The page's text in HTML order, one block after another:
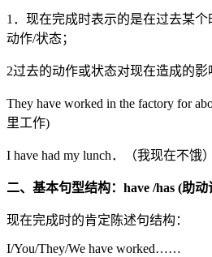
1．现在完成时表示的是在过去某
动作/状态；
2过去的动作或状态对现在造成的影
They have worked in the factory for
里工作)
I have had my lunch．（我现在不饿）
二、基本句型结构： have /has (助动
现在完成时的肯定陈述句结构：
I/You/They/We have worked……